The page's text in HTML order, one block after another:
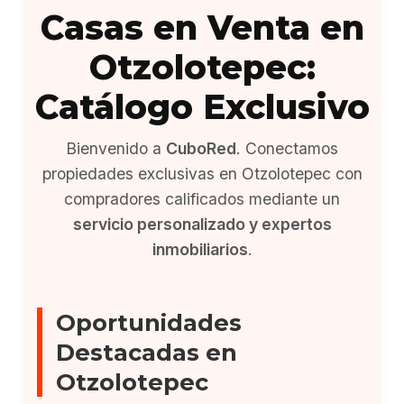
Casas en Venta en
Otzolotepec:
Catálogo Exclusivo
Bienvenido a CuboRed. Conectamos
propiedades exclusivas en Otzolotepec con
compradores calificados mediante un
servicio personalizado y expertos
inmobiliarios.
Oportunidades
Destacadas en
Otzolotepec